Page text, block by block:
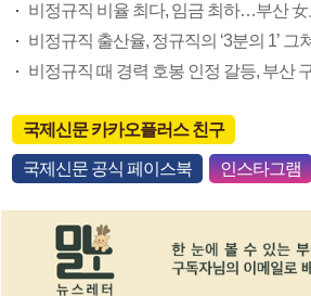
비정규직 비율 최다, 임금 최하…부산
비정규직 출산율, 정규직의 ‘3분의 1’ 그
국제신문 카카오플러스 친구
국제신문 공식 페이스북 인스타그램